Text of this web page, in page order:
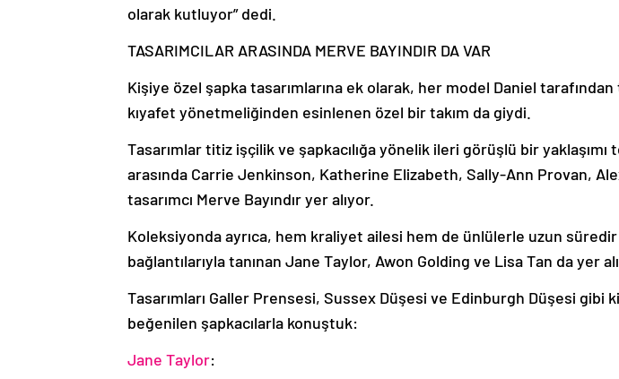
olarak kutluyor” dedi.
TASARIMCILAR ARASINDA MERVE BAYINDIR DA VAR
Kişiye özel şapka tasarımlarına ek olarak, her model Daniel
kıyafet yönetmeliğinden esinlenen özel bir takım da giydi.
Tasarımlar titiz işçilik ve şapkacılığa yönelik ileri görüşlü bir
arasında Carrie Jenkinson, Katherine Elizabeth, Sally-Ann Provan,
tasarımcı Merve Bayındır yer alıyor.
Koleksiyonda ayrıca, hem kraliyet ailesi hem de ünlülerle uzun
bağlantılarıyla tanınan Jane Taylor, Awon Golding ve Lisa Tan da yer
Tasarımları Galler Prensesi, Sussex Düşesi ve Edinburgh Düşesi gibi
beğenilen şapkacılarla konuştuk:
Jane Taylor: